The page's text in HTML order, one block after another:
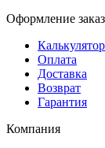
Оформление
Оплата
Доставка
Возврат
Гарантия
Компания